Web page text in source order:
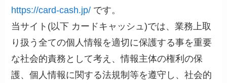
https://card-cash.jp/ です。
当サイト(以下 カードキャッシュ)では、業務上取
り扱う全ての個人情報を適切に保護する事を重要
な社会的責務として考え、情報主体の権利の保
護、個人情報に関する法規制等を遵守し、社会的